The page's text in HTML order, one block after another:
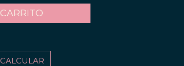
CALCULAR